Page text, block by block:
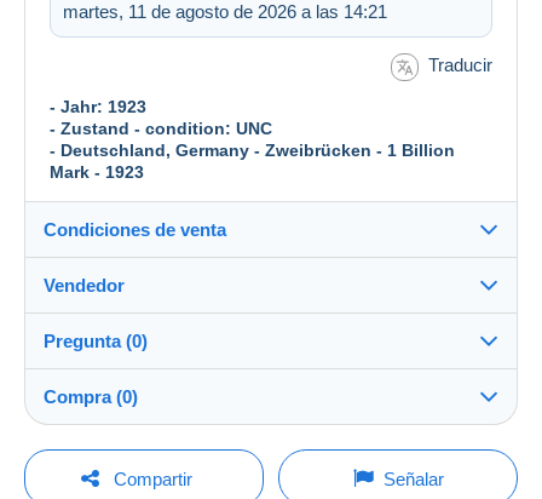
martes, 11 de agosto de 2026 a las 14:21
Traducir
- Jahr: 1923
- Zustand - condition: UNC
- Deutschland, Germany - Zweibrücken - 1 Billion
Mark - 1923
Condiciones de venta
Destino:
Ver la lista de países
Envío:
Envío después del pago
A cargo del comprador
Vendedor
banknote_collector100%(1207x)
Tienda
Pregunta (0)
Para hacer una pregunta, debe iniciar una
Compra (0)
Última actualización: 6:58:44
Compartir Señalar